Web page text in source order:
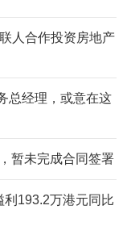
人合作投资房地产
总经理，或意在这
暂未完成合同签署
利193.2万港元同比